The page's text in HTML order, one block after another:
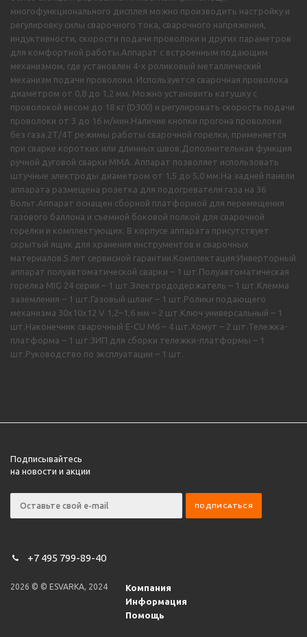
многофункционального дисплея можно производить настройку и
регулировку силы сварочного тока, сварочного напряжения,
индуктивности, скорости подачи проволоки и других параметров
для комфортной работы.Аппарат с встроенным подающим
механизмом, где установлен 4-х роликовый металлический
механизм подачи проволоки. Используется сварочная проволока
диаметром от 0,8 до 1,2 мм. Можно установить катушку с
проволокой весом до 18 кг (D300) и регулировать скорость подачи
проволоки от 3 до 16 м/мин.Наличие кнопки прогона проволоки
без газа.2Т/4Т режимы работы сварочной горелки, применяется
при сварке коротких или длинных швов.Дополнительная функция
ручной дуговой сварки MMA. Аппарат позволяет использовать
штучные электроды диаметром от 1,5 до 5,0 мм.На задней панели
аппарата размещена розетка для подогревателя газа на 36
Вольт.Аппарат оснащен сборной платформой для перемещения
газового баллона и съемной боковой полкой для сварочной
горелки и комплектующих. В корпусе аппарата присутствует
скрытый ящик для хранения инструментов и сварочных
материалов.5 лет сервисной гарантии.Комплектация:Инверторный
аппарат полуавтоматической сварки – 1 шт.Полуавтоматическая
горелка MIG 24 серии – 1 шт.Электрододержатель – 1 шт.Клемма
заземления – 1 шт.Газовый шланг – 1 шт.Ролики подающего
механизма 30х10х12 V 1,2–1,6 мм – 2 шт.Ключ универсальный – 1
шт.Наконечник сварочный E-CU М6 – 4 шт.Хомут – 2 шт.Тележка-
платформа – 1 шт.ЗИП для сборки тележки-платформы – 1
шт.Руководство по эксплуатации – 1 шт.
Подписывайтесь
на новости и акции
+7 495 799-89-40
2026 © © ESVARKA, 2024
Компания
Информация
Помощь